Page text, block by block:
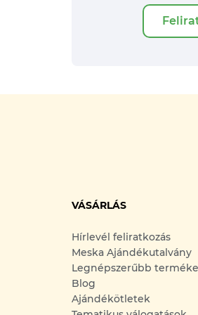
VÁSÁRLÁS
Hírlevél feliratkozás
Meska Ajándékutalvány
Legnépszerűbb
Blog
Ajándékötletek